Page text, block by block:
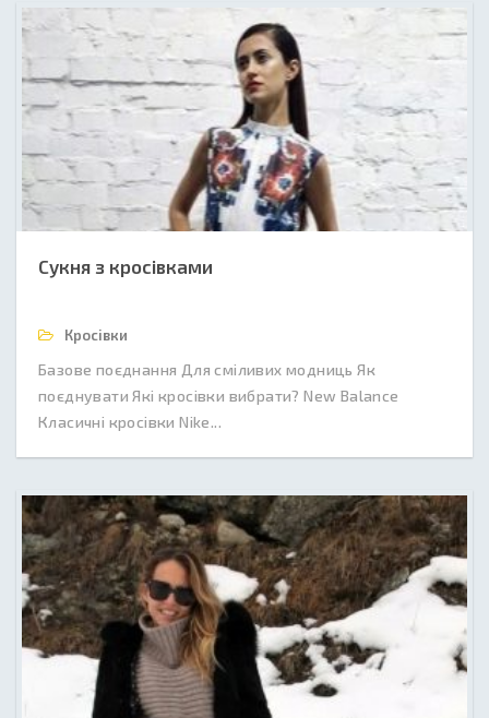
Сукня з кросівками
Кросівки
Базове поєднання Для сміливих модниць Як
поєднувати Які кросівки вибрати? New Balance
Класичні кросівки Nike...